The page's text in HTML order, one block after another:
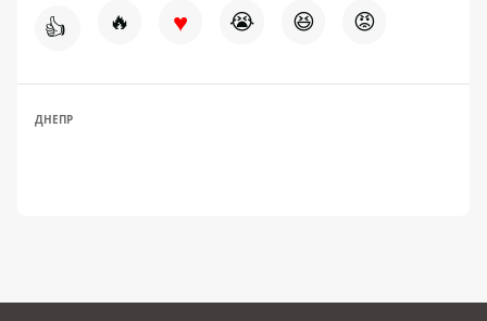
👍 🔥 ♥ 😭 😆 😡
ДНЕПР